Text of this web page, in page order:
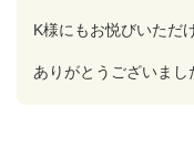
K様にもお悦びいただ
ありがとうございまし